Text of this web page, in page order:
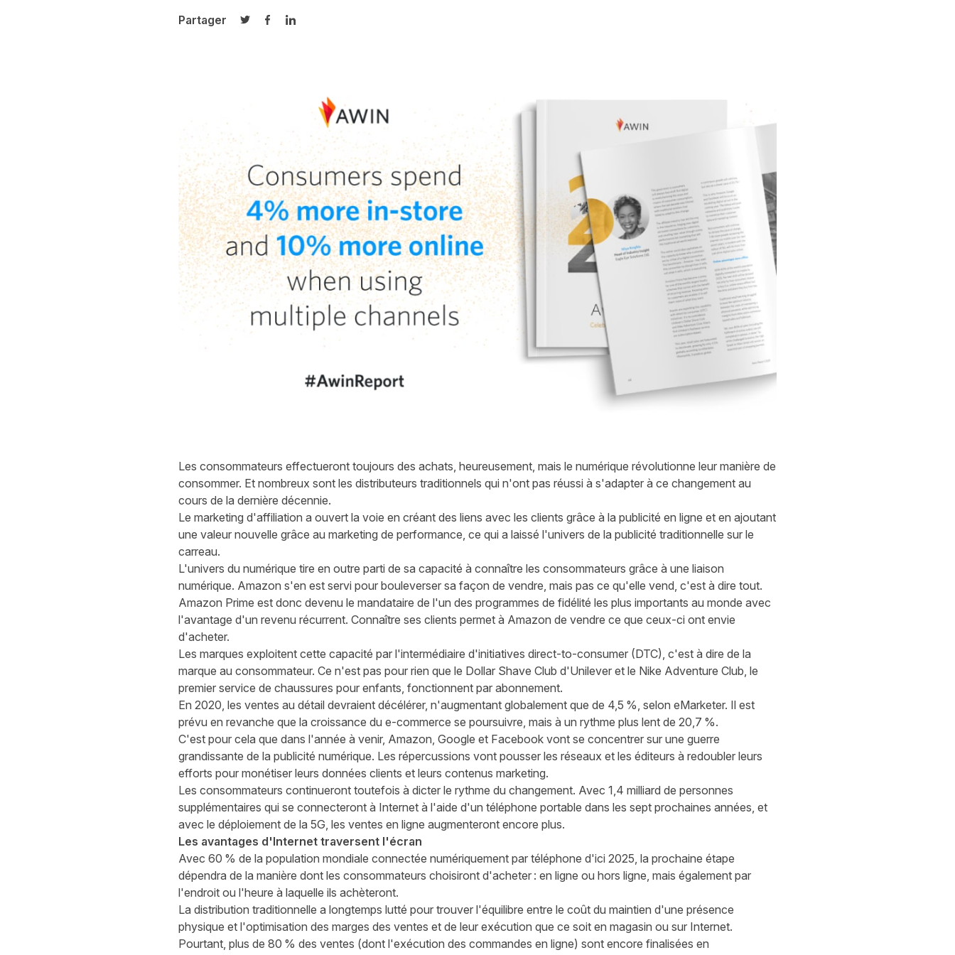
Partager
Partager sur Twitter
Partager sur Facebook
Partager sur LinkedIn
Les consommateurs effectueront toujours des achats, heureusement, mais le numérique révolutionne leur manière de
consommer. Et nombreux sont les distributeurs traditionnels qui n'ont pas réussi à s'adapter à ce changement au
cours de la dernière décennie.
Le marketing d'affiliation a ouvert la voie en créant des liens avec les clients grâce à la publicité en ligne et en ajoutant
une valeur nouvelle grâce au marketing de performance, ce qui a laissé l'univers de la publicité traditionnelle sur le
carreau.
L'univers du numérique tire en outre parti de sa capacité à connaître les consommateurs grâce à une liaison
numérique. Amazon s'en est servi pour bouleverser sa façon de vendre, mais pas ce qu'elle vend, c'est à dire tout.
Amazon Prime est donc devenu le mandataire de l'un des programmes de fidélité les plus importants au monde avec
l'avantage d'un revenu récurrent. Connaître ses clients permet à Amazon de vendre ce que ceux-ci ont envie
d'acheter.
Les marques exploitent cette capacité par l'intermédiaire d'initiatives direct-to-consumer (DTC), c'est à dire de la
marque au consommateur. Ce n'est pas pour rien que le Dollar Shave Club d'Unilever et le Nike Adventure Club, le
premier service de chaussures pour enfants, fonctionnent par abonnement.
En 2020, les ventes au détail devraient décélérer, n'augmentant globalement que de 4,5 %, selon eMarketer. Il est
prévu en revanche que la croissance du e-commerce se poursuivre, mais à un rythme plus lent de 20,7 %.
C'est pour cela que dans l'année à venir, Amazon, Google et Facebook vont se concentrer sur une guerre
grandissante de la publicité numérique. Les répercussions vont pousser les réseaux et les éditeurs à redoubler leurs
efforts pour monétiser leurs données clients et leurs contenus marketing.
Les consommateurs continueront toutefois à dicter le rythme du changement. Avec 1,4 milliard de personnes
supplémentaires qui se connecteront à Internet à l'aide d'un téléphone portable dans les sept prochaines années, et
avec le déploiement de la 5G, les ventes en ligne augmenteront encore plus.
Les avantages d'Internet traversent l'écran
Avec 60 % de la population mondiale connectée numériquement par téléphone d'ici 2025, la prochaine étape
dépendra de la manière dont les consommateurs choisiront d'acheter : en ligne ou hors ligne, mais également par
l'endroit ou l'heure à laquelle ils achèteront.
La distribution traditionnelle a longtemps lutté pour trouver l'équilibre entre le coût du maintien d'une présence
physique et l'optimisation des marges des ventes et de leur exécution que ce soit en magasin ou sur Internet.
Pourtant, plus de 80 % des ventes (dont l'exécution des commandes en ligne) sont encore finalisées en